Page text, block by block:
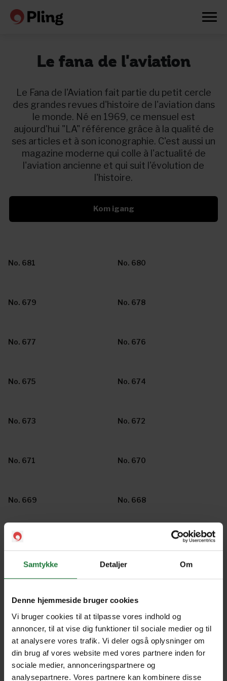
Samtykke Detaljer Om
Denne hjemmeside bruger cookies
Vi bruger cookies til at tilpasse vores indhold og
annoncer, til at vise dig funktioner til sociale medier og til
at analysere vores trafik. Vi deler også oplysninger om
din brug af vores website med vores partnere inden for
sociale medier, annonceringspartnere og
analysepartnere. Vores partnere kan kombinere disse
Prøv en måned gratis
Le fana de l'aviation
Le Fana de l'Aviation fait partie du petit cercle
des grandes revues d'histoire de l'aviation dans
le monde. Né en 1969, ce mensuel est
aujourd'hui "LA" référence grâce à la qualité de
ses articles et à son iconographie. C'est aussi un
magazine moderne qui colle à l'actualité de
l'aviation ancienne et qui suit l'évolution de
l'histoire.
Kom igang
No. 681 No. 680
No. 679 No. 678
No. 677 No. 676
No. 675 No. 674
No. 673 No. 672
No. 671 No. 670
No. 669 No. 668
No. 667
No. 665 No. 664
No. 663 No. 625
No. 624 No. 623